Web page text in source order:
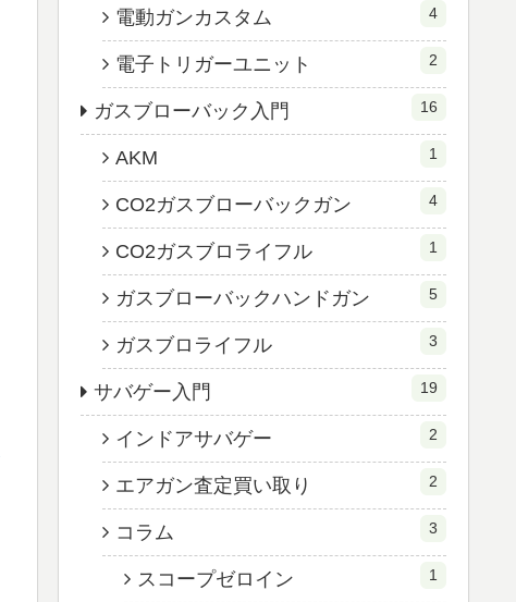
電動ガンカスタム 4
電子トリガーユニット 2
ガスブローバック入門 16
AKM 1
CO2ガスブローバックガン 4
CO2ガスブロライフル 1
ガスブローバックハンドガン 5
ガスブロライフル 3
サバゲー入門 19
インドアサバゲー 2
エアガン査定買い取り 2
コラム 3
スコープゼロイン 1